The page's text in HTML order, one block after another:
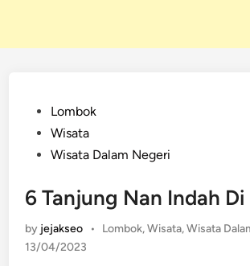
PostedLombok
Wisata
Wisata Dalam Negeri
6 Tanjung Nan Indah
by jejakseo •
Posted
Lombok,Wisata,Wisata
13/04/2023